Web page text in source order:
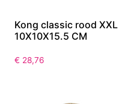
Kong classic rood XXL
10X10X15.5 CM
€ 28,76